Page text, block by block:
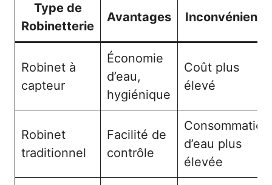
Type de
Robinetterie
Avantages Inconvénients
Robinet à
capteur
Économie
d’eau,
hygiénique
Coût plus
élevé
Robinet
traditionnel
Facilité de
contrôle
Consommation
d’eau plus
élevée